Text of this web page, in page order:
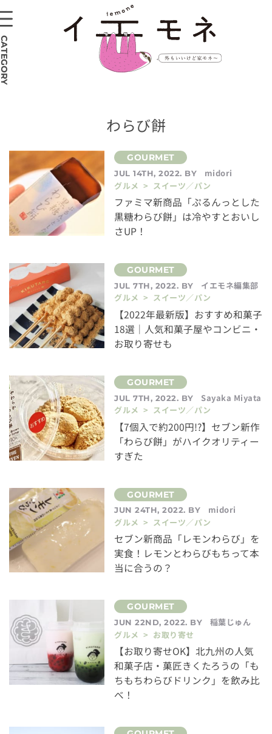
わらび餅
JUL 14TH, 2022. BY
midori
グルメ > スイーツ／パン
ファミマ新商品「ぷるんっとした
黒糖わらび餅」は冷やすとおいし
さUP！
JUL 7TH, 2022. BY
イエモネ編集部
グルメ > スイーツ／パン
【2022年最新版】おすすめ和菓子
18選｜人気和菓子屋やコンビニ・
お取り寄せも
JUL 7TH, 2022. BY
Sayaka Miyata
グルメ > スイーツ／パン
【7個入で約200円!?】セブン新作
「わらび餅」がハイクオリティー
すぎた
JUN 24TH, 2022. BY
midori
グルメ > スイーツ／パン
セブン新商品「レモンわらび」を
実食！レモンとわらびもちって本
当に合うの？
JUN 22ND, 2022. BY
稲葉じゅん
グルメ > お取り寄せ
【お取り寄せOK】北九州の人気
和菓子店・菓匠きくたろうの「も
ちもちわらびドリンク」を飲み比
べ！